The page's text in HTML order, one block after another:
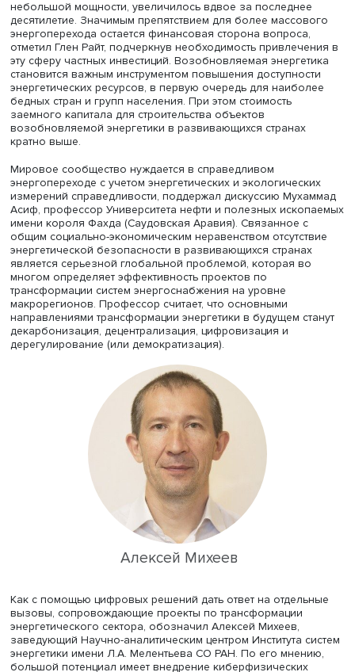
Эти тезисы развил в заглавном докладе Глен Райт,
руководитель направления по исследованиям и
Международной сети за возобновляемую энергетику в
веке (REN21). При обсуждении данного направления в
развитии энергетики основное внимание зачастую
только к одному из многих аспектов — вытеснению
ископаемых источников энергии и положительным
для климата. При этом энергопереход затрагивает и
сферы жизни человека: среди результатов внедрения
передовых решений в энергетике спикер выделил рост
локальных экономических связей, появление новых
мест и улучшение экономического положения женщин.
примеру, количество людей, получивших доступ к
энергоснабжению за счет установки солнечных
небольшой мощности, увеличилось вдвое за
десятилетие. Значимым препятствием для более
энергоперехода остается финансовая сторона
отметил Глен Райт, подчеркнув необходимость
эту сферу частных инвестиций. Возобновляемая
становится важным инструментом повышения
энергетических ресурсов, в первую очередь для
бедных стран и групп населения. При этом стоимость
заемного капитала для строительства объектов
возобновляемой энергетики в развивающихся странах
Мировое сообщество нуждается в справедливом
энергопереходе с учетом энергетических и
измерений справедливости, поддержал дискуссию
Асиф, профессор Университета нефти и полезных
имени короля Фахда (Саудовская Аравия). Связанное с
общим социально-экономическим неравенством
энергетической безопасности в развивающихся
является серьезной глобальной проблемой, которая
многом определяет эффективность проектов по
трансформации систем энергоснабжения на уровне
макрорегионов. Профессор считает, что основными
декарбонизация, децентрализация, цифровизация и
дерегулирование (или демократизация).